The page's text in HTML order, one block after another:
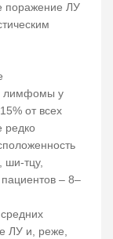
поражение ЛУ
лимфомы у
от всех
редко
ши-тцу,
– 8–
ЛУ и, реже,